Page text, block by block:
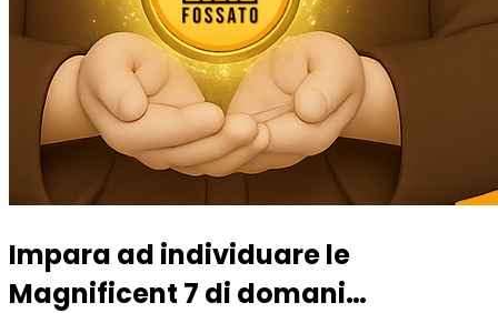
Impara ad individuare le
Magnificent 7 di domani…